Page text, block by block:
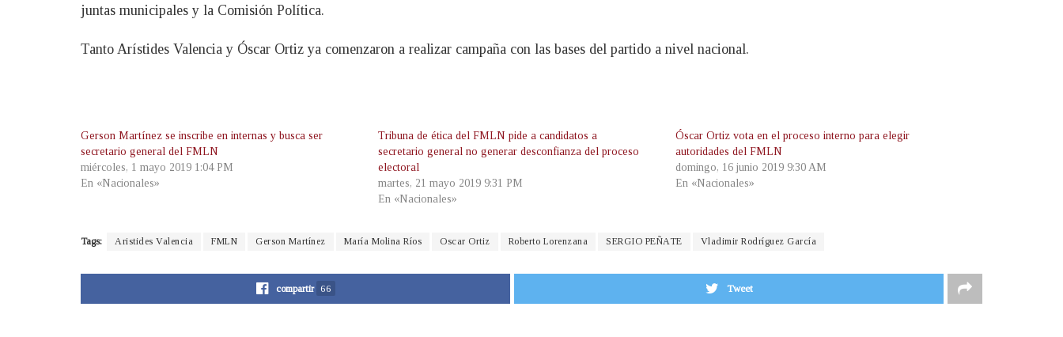
juntas municipales y la Comisión Política.
Tanto Arístides Valencia y Óscar Ortiz ya comenzaron a realizar campaña con las bases del partido a nivel nacional.
Gerson Martínez se inscribe en internas y busca ser
secretario general del FMLN
miércoles, 1 mayo 2019 1:04 PM
En «Nacionales»
Tribuna de ética del FMLN pide a candidatos a
secretario general no generar desconfianza del proceso
electoral
martes, 21 mayo 2019 9:31 PM
En «Nacionales»
Óscar Ortiz vota en el proceso interno para elegir
autoridades del FMLN
domingo, 16 junio 2019 9:30 AM
En «Nacionales»
Tags: Aristides Valencia FMLN Gerson Martínez María Molina Ríos Oscar Ortiz Roberto Lorenzana SERGIO PEÑATE Vladimir Rodríguez García
compartir 66 Tweet